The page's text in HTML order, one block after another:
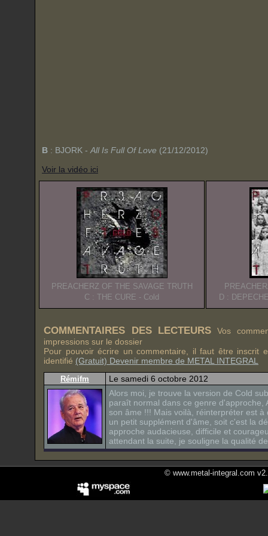
B : BJORK - All Is Full Of Love (21/12/2012)
Voir la vidéo ici
PREACHERZ OF THE SAVAGE TRUTH
C : THE CURE - Cold
D :
COMMENTAIRES DES LECTEURS Vos
impressions sur le dossier
Pour pouvoir écrire un commentaire, il faut être inscrit
identifié (Gratuit) Devenir membre de METAL INTEGRAL
Rémifm
Le samedi 6 octobre 2012
Alors moi, je trouve la version de Cold
paraît normal dans ce genre d'approche,
son âme !!! Mais voilà, réinterpréter est
un petit supplément d'âme, soit c'est la
approche audacieuse, difficile et
attendant la suite, je souligne la qualité
© www.metal-integral.com